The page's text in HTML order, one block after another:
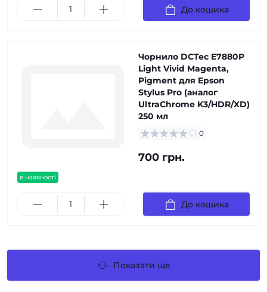
До кошика
в наявності
Чорнило DCTec E7880P
Light Vivid Magenta,
Pigment для Epson
Stylus Pro (аналог
UltraChrome K3/HDR/XD)
250 мл
0
700 грн.
До кошика
Показати ще